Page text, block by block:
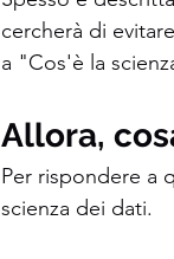
cercherà di
a "Cos'è la
Allora,
Per rispondere a
scienza dei dati.